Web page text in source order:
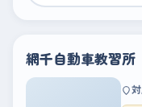
網千自動車教習所